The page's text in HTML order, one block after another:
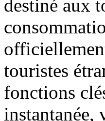
destiné aux
touristes
fonctions
instantanée,